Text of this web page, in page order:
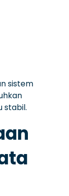
sistem
stabil.